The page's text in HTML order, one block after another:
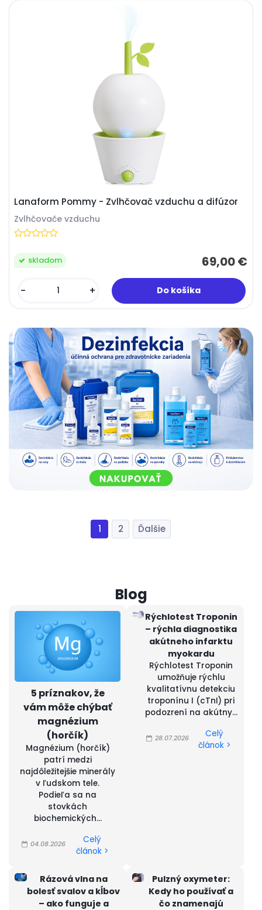
Lanaform Pommy - Zvlhčovač vzduchu a difúzor
Zvlhčovače vzduchu
69,00 €
skladom
- +
1 2
5 príznakov, že
vám môže chýbať
magnézium
(horčík)
04.08.2026
Magnézium (horčík)
patrí medzi
najdôležitejšie minerály
v ľudskom tele.
Podieľa sa na
stovkách
biochemických...
Celý
článok >
Rýchlotest Troponin
– rýchla diagnostika
akútneho infarktu
myokardu
28.07.2026
Rýchlotest Troponin
umožňuje rýchlu
kvalitatívnu detekciu
troponínu I (cTnI) pri
podozrení na akútny...
Celý
článok >
Rázová vlna na
bolesť svalov a kĺbov
– ako funguje a
Pulzný oxymeter:
Kedy ho používať a
čo znamenajú